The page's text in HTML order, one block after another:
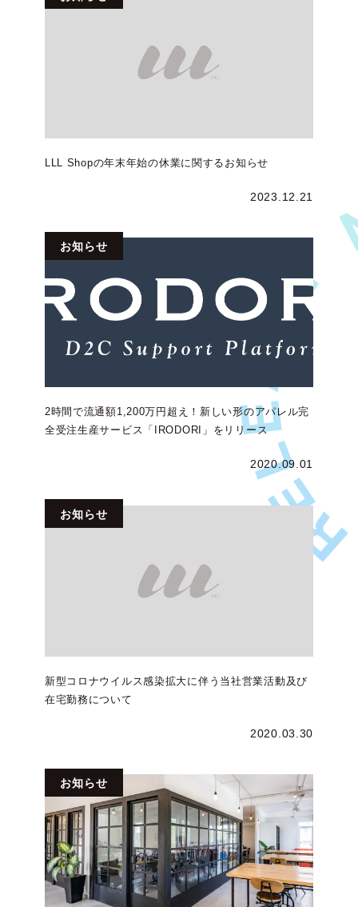
LLL Shopの年末年始の休業に関するお知らせ
2023.12.21
お知らせ
2時間で流通額1,200万円超え！新しい形のアパレル完
全受注生産サービス「IRODORI」をリリース
2020.09.01
お知らせ
新型コロナウイルス感染拡大に伴う当社営業活動及び
在宅勤務について
2020.03.30
お知らせ